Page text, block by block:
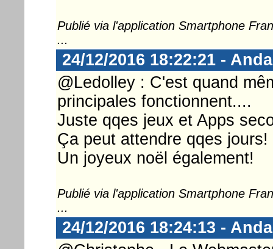
Publié via l'application Smartphone
...
24/12/2016 18:22:21 -
@Ledolley : C'est quand
principales fonctionnent....
Juste qqes jeux et Apps
Ça peut attendre qqes jours!
Un joyeux noël également!
Publié via l'application Smartphone
...
24/12/2016 18:24:13 -